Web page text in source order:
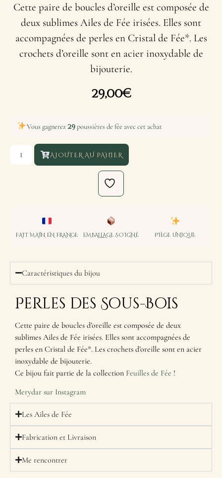
Cette paire de boucles d’oreille est composée de
deux sublimes Ailes de Fée irisées. Elles sont
accompagnées de perles en Cristal de Fée*. Les
crochets d’oreille sont en acier inoxydable de
bijouterie.
29,00€
Vous gagnerez 29poussières de fée avec cet achat
AJOUTER AU PANIER
FAIT MAIN EN FRANCE EMBALLAGE SOIGNÉ PIÈCE UNIQUE
Caractéristiques du bijou
Perles des Sous-Bois
Cette paire de boucles d’oreille est composée de deux
sublimes Ailes de Fée irisées. Elles sont accompagnées de
perles en Cristal de Fée*. Les crochets d’oreille sont en acier
inoxydable de bijouterie.
Ce bijou fait partie de la collection Feuilles de Fée !
Merydar sur Instagram
Les Ailes de Fée
Fabrication et Livraison
Me rencontrer